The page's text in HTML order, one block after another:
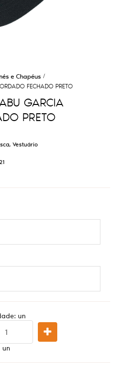
e Chapéus
FECHADO PRETO
GARCIA
PRETO
, Vestuário
un
un